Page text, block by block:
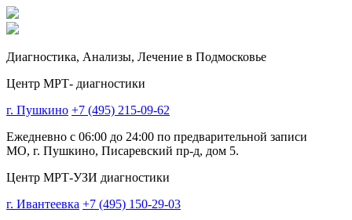
Диагностика, Анализы, Лечение в Подмосковье
Центр МРТ- диагностики
г. Пушкино +7 (495) 215-09-62
Ежедневно с 06:00 до 24:00 по предварительной записи
МО, г. Пушкино, Писаревский пр-д, дом 5.
Центр МРТ-УЗИ диагностики
г. Ивантеевка +7 (495) 150-29-03